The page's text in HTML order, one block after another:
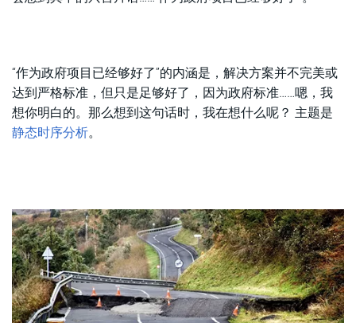
“作为政府项目已经够好了”的内涵是，解决方案并不完美或
达到严格标准，但只是足够好了，因为政府标准……嗯，我
想你明白的。那么想到这句话时，我在想什么呢？ 主题是
静态时序分析。